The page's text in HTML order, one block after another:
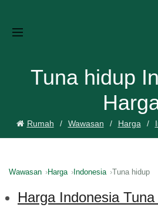
Tuna hidup
Rumah Wawasan Harga
Wawasan Harga Indonesia Tuna hidup
Harga Indonesia